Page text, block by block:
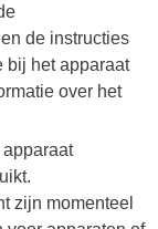
de instructies
bij het apparaat
over het
zijn momenteel